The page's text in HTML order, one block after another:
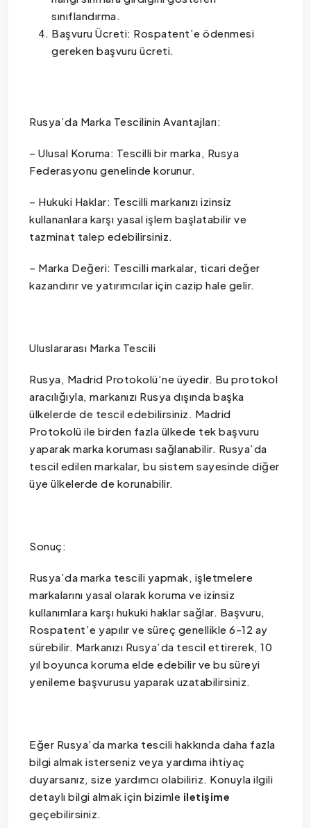
sınıflandırma.
Başvuru Ücreti: Rospatent’e ödenmesi
gereken başvuru ücreti.
Rusya’da Marka Tescilinin Avantajları:
– Ulusal Koruma: Tescilli bir marka, Rusya
Federasyonu genelinde korunur.
– Hukuki Haklar: Tescilli markanızı izinsiz
kullananlara karşı yasal işlem başlatabilir ve
tazminat talep edebilirsiniz.
– Marka Değeri: Tescilli markalar, ticari değer
kazandırır ve yatırımcılar için cazip hale gelir.
Uluslararası Marka Tescili
Rusya, Madrid Protokolü’ne üyedir. Bu protokol
aracılığıyla, markanızı Rusya dışında başka
ülkelerde de tescil edebilirsiniz. Madrid
Protokolü ile birden fazla ülkede tek başvuru
yaparak marka koruması sağlanabilir. Rusya’da
tescil edilen markalar, bu sistem sayesinde diğer
üye ülkelerde de korunabilir.
Sonuç:
Rusya’da marka tescili yapmak, işletmelere
markalarını yasal olarak koruma ve izinsiz
kullanımlara karşı hukuki haklar sağlar. Başvuru,
Rospatent’e yapılır ve süreç genellikle 6-12 ay
sürebilir. Markanızı Rusya’da tescil ettirerek, 10
yıl boyunca koruma elde edebilir ve bu süreyi
yenileme başvurusu yaparak uzatabilirsiniz.
Eğer Rusya’da marka tescili hakkında daha fazla
bilgi almak isterseniz veya yardıma ihtiyaç
duyarsanız, size yardımcı olabiliriz. Konuyla ilgili
detaylı bilgi almak için bizimle iletişime
geçebilirsiniz.